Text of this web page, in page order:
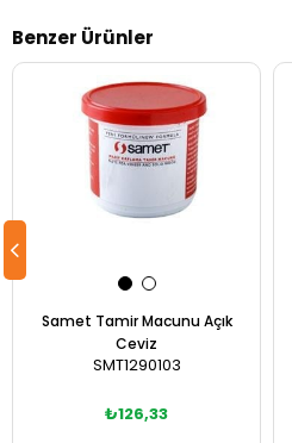
Benzer Ürünler
Samet Tamir Macunu Açık
Ceviz
SMT1290103
₺126,33